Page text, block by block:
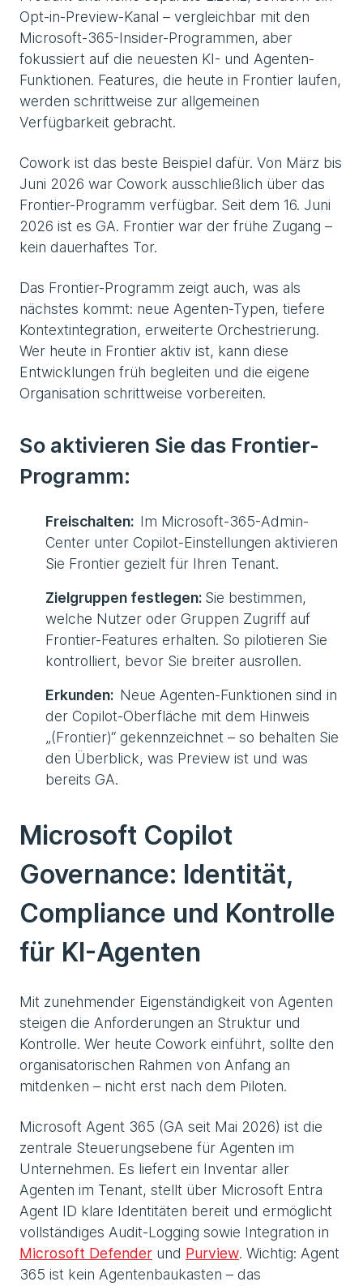
Opt-in-Preview-Kanal – vergleichbar mit den
Microsoft-365-Insider-Programmen, aber
fokussiert auf die neuesten KI- und Agenten-
Funktionen. Features, die heute in Frontier laufen,
werden schrittweise zur allgemeinen
Verfügbarkeit gebracht.
Cowork ist das beste Beispiel dafür. Von März bis
Juni 2026 war Cowork ausschließlich über das
Frontier-Programm verfügbar. Seit dem 16. Juni
2026 ist es GA. Frontier war der frühe Zugang –
kein dauerhaftes Tor.
Das Frontier-Programm zeigt auch, was als
nächstes kommt: neue Agenten-Typen, tiefere
Kontextintegration, erweiterte Orchestrierung.
Wer heute in Frontier aktiv ist, kann diese
Entwicklungen früh begleiten und die eigene
Organisation schrittweise vorbereiten.
So aktivieren Sie das Frontier-
Programm:
Freischalten: Im Microsoft-365-Admin-
Center unter Copilot-Einstellungen aktivieren
Sie Frontier gezielt für Ihren Tenant.
Zielgruppen festlegen: Sie bestimmen,
welche Nutzer oder Gruppen Zugriff auf
Frontier-Features erhalten. So pilotieren Sie
kontrolliert, bevor Sie breiter ausrollen.
Erkunden: Neue Agenten-Funktionen sind in
der Copilot-Oberfläche mit dem Hinweis
„(Frontier)“ gekennzeichnet – so behalten Sie
den Überblick, was Preview ist und was
bereits GA.
Microsoft Copilot
Governance: Identität,
Compliance und Kontrolle
für KI-Agenten
Mit zunehmender Eigenständigkeit von Agenten
steigen die Anforderungen an Struktur und
Kontrolle. Wer heute Cowork einführt, sollte den
organisatorischen Rahmen von Anfang an
mitdenken – nicht erst nach dem Piloten.
Microsoft Agent 365 (GA seit Mai 2026) ist die
zentrale Steuerungsebene für Agenten im
Unternehmen. Es liefert ein Inventar aller
Agenten im Tenant, stellt über Microsoft Entra
Agent ID klare Identitäten bereit und ermöglicht
vollständiges Audit-Logging sowie Integration in
Microsoft Defender und Purview. Wichtig: Agent
365 ist kein Agentenbaukasten – das